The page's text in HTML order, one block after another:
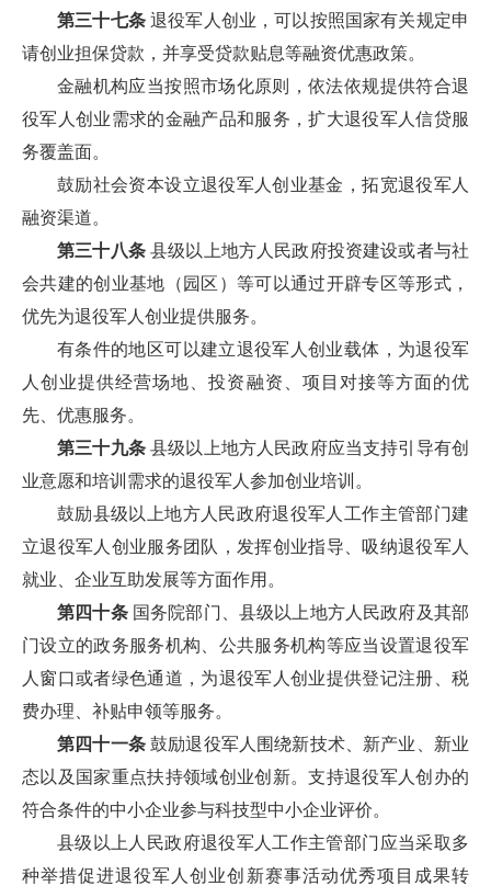
第三十七条退役军人创业，可以按照国家有关规定申
请创业担保贷款，并享受贷款贴息等融资优惠政策。
金融机构应当按照市场化原则，依法依规提供符合退
役军人创业需求的金融产品和服务，扩大退役军人信贷服
务覆盖面。
鼓励社会资本设立退役军人创业基金，拓宽退役军人
融资渠道。
第三十八条县级以上地方人民政府投资建设或者与社
会共建的创业基地（园区）等可以通过开辟专区等形式，
优先为退役军人创业提供服务。
有条件的地区可以建立退役军人创业载体，为退役军
人创业提供经营场地、投资融资、项目对接等方面的优
先、优惠服务。
第三十九条县级以上地方人民政府应当支持引导有创
业意愿和培训需求的退役军人参加创业培训。
鼓励县级以上地方人民政府退役军人工作主管部门建
立退役军人创业服务团队，发挥创业指导、吸纳退役军人
就业、企业互助发展等方面作用。
第四十条国务院部门、县级以上地方人民政府及其部
门设立的政务服务机构、公共服务机构等应当设置退役军
人窗口或者绿色通道，为退役军人创业提供登记注册、税
费办理、补贴申领等服务。
第四十一条鼓励退役军人围绕新技术、新产业、新业
态以及国家重点扶持领域创业创新。支持退役军人创办的
符合条件的中小企业参与科技型中小企业评价。
县级以上人民政府退役军人工作主管部门应当采取多
种举措促进退役军人创业创新赛事活动优秀项目成果转